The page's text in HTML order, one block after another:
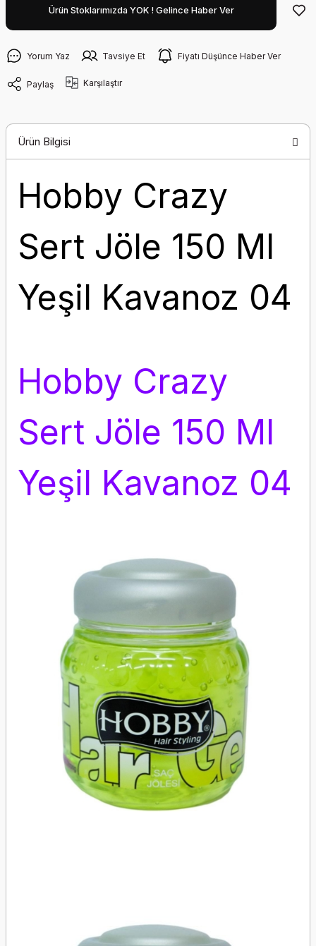
Ürün Stoklarımızda YOK ! Gelince Haber Ver
Yorum Yaz Tavsiye Et Fiyatı Düşünce Haber Ver
Paylaş Karşılaştır
Ürün Bilgisi
Hobby Crazy
Sert Jöle 150 Ml
Yeşil Kavanoz 04
Hobby Crazy
Sert Jöle 150 Ml
Yeşil Kavanoz 04